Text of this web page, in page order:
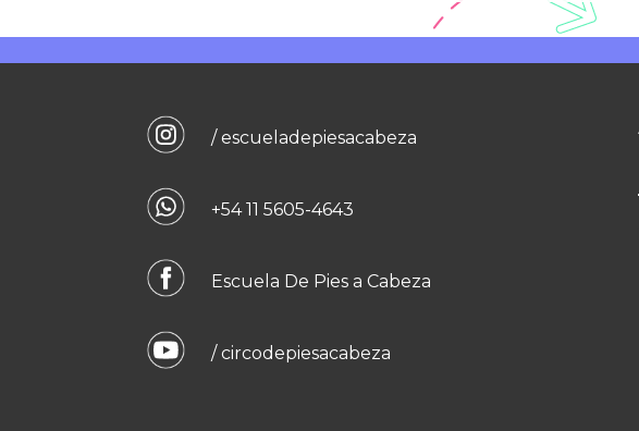
/ escueladepiesacabeza
+54 11 5605-4643
Escuela De Pies a Cabeza
/ circodepiesacabeza